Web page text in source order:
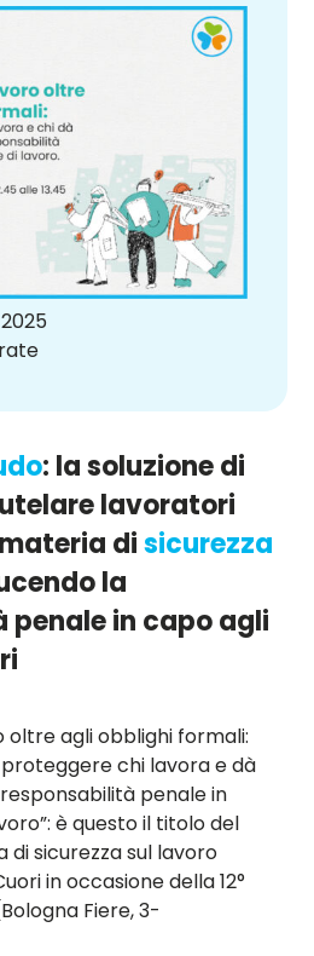
: la soluzione di
lavoratori
disicurezza
la
penale in capo agli
oltre agli obblighi formali:
chi lavora e dà
penale in
è questo il titolo del
sicurezza sul lavoro
in occasione della 12°
Fiere, 3-